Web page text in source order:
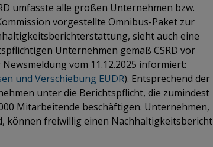
umfasste alle großen Unternehmen bzw.
vorgestellte Omnibus-Paket zur
sieht auch eine
Unternehmen gemäß CSRD vor
vom 11.12.2025 informiert:
und Verschiebung EUDR). Entsprechend der
unter die Berichtspflicht, die zumindest
Mitarbeitende beschäftigen. Unternehmen,
können freiwillig einen Nachhaltigkeitsbericht